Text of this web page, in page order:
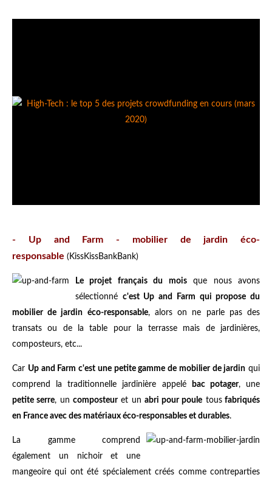
- Up and Farm - mobilier de jardin éco-
responsable (KissKissBankBank)
Le projet français du moisque nous avons
sélectionné c'est Up and Farm qui propose du
mobilier de jardin éco-responsable, alors on ne parle pas des
transats ou de la table pour la terrasse mais de jardinières,
composteurs, etc...
Car Up and Farm c'est une petite gamme de mobilier de jardin qui
comprend la traditionnelle jardinière appelé
bac potager, une
petite serre, un composteuret un abri pour poule tousfabriqués
en France avec des matériaux éco-responsables et durables.
La gamme comprend
également un nichoir et une
mangeoire qui ont été spécialement créés comme contreparties